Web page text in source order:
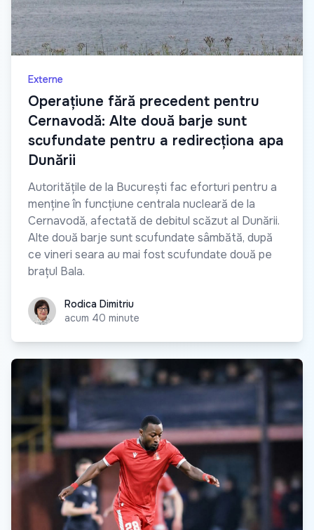
Externe
Operațiune fără precedent pentru
Cernavodă: Alte două barje sunt
scufundate pentru a redirecționa apa
Dunării
Autoritățile de la București fac eforturi pentru a
menține în funcțiune centrala nucleară de la
Cernavodă, afectată de debitul scăzut al Dunării.
Alte două barje sunt scufundate sâmbătă, după
ce vineri seara au mai fost scufundate două pe
brațul Bala.
Rodica Dimitriu
Rodica Dimitriu
acum 40 minute